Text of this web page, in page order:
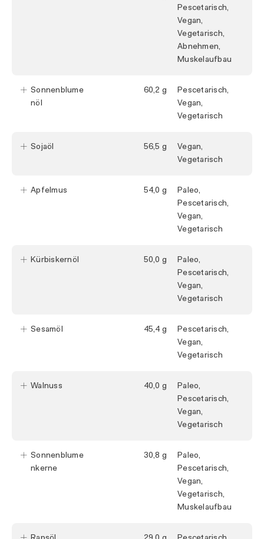
Pescetarisch,
Vegan,
Vegetarisch,
Abnehmen,
Muskelaufbau
Sonnenblume
nöl
60,2
Pescetarisch,
Vegan,
Vegetarisch
Sojaöl 56,5
Vegan,
Vegetarisch
Apfelmus 54,0
Paleo,
Pescetarisch,
Vegan,
Vegetarisch
Kürbiskernöl 50,0
Paleo,
Pescetarisch,
Vegan,
Vegetarisch
Sesamöl 45,4
Pescetarisch,
Vegan,
Vegetarisch
Walnuss 40,0
Paleo,
Pescetarisch,
Vegan,
Vegetarisch
Sonnenblume
nkerne
30,8
Paleo,
Pescetarisch,
Vegan,
Vegetarisch,
Muskelaufbau